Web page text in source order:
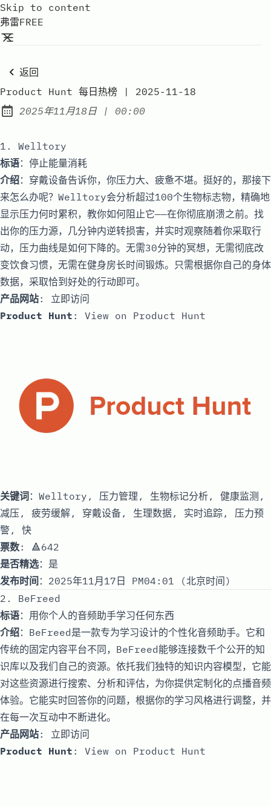
Skip to content
弗雷FREE
返回
Product Hunt 每日热榜 | 2025-11-18
Published:
2025年11月18日| at
00:00
1. Welltory
标语：停止能量消耗
介绍：穿戴设备告诉你，你压力大、疲惫不堪。挺好的，那接下
来怎么办呢？Welltory会分析超过100个生物标志物，精确地
显示压力何时累积，教你如何阻止它——在你彻底崩溃之前。找
出你的压力源，几分钟内逆转损害，并实时观察随着你采取行
动，压力曲线是如何下降的。无需30分钟的冥想，无需彻底改
变饮食习惯，无需在健身房长时间锻炼。只需根据你自己的身体
数据，采取恰到好处的行动即可。
产品网站: 立即访问
Product Hunt : View on Product Hunt
关键词 ：Welltory, 压力管理, 生物标记分析, 健康监测,
减压, 疲劳缓解, 穿戴设备, 生理数据, 实时追踪, 压力预
警, 快
票数: 🔺642
是否精选：是
发布时间 ：2025年11月17日 PM04:01 (北京时间)
2. BeFreed
标语：用你个人的音频助手学习任何东西
介绍：BeFreed是一款专为学习设计的个性化音频助手。它和
传统的固定内容平台不同，BeFreed能够连接数千个公开的知
识库以及我们自己的资源。依托我们独特的知识内容模型，它能
对这些资源进行搜索、分析和评估，为你提供定制化的点播音频
体验。它能实时回答你的问题，根据你的学习风格进行调整，并
在每一次互动中不断进化。
产品网站: 立即访问
Product Hunt : View on Product Hunt